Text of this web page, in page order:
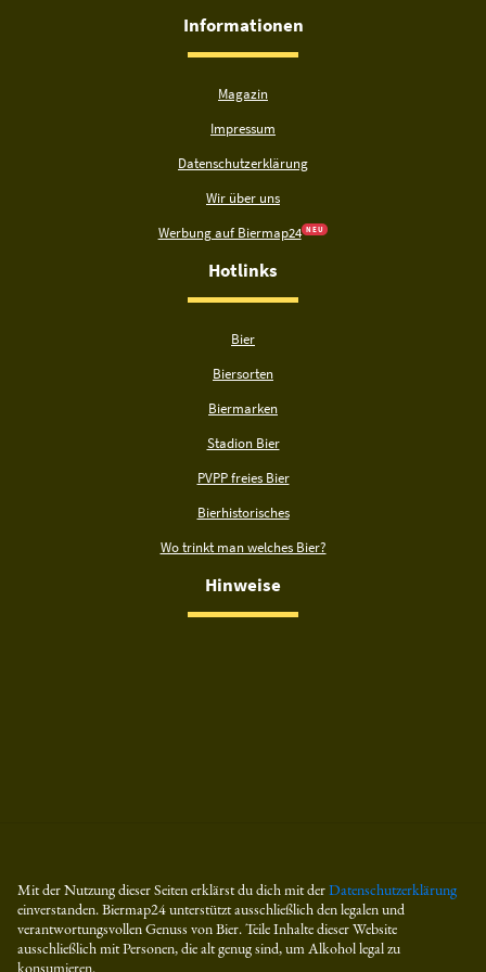
Informationen
Magazin
Impressum
Datenschutzerklärung
Wir über uns
Werbung auf Biermap24 N E U
Hotlinks
Bier
Biersorten
Biermarken
Stadion Bier
PVPP freies Bier
Bierhistorisches
Wo trinkt man welches Bier?
Hinweise
Mit der Nutzung dieser Seiten erklärst du dich mit derDatenschutzerklärung
einverstanden. Biermap24 unterstützt ausschließlich den legalen und
verantwortungsvollen Genuss von Bier. Teile Inhalte dieser Website
ausschließlich mit Personen, die alt genug sind, um Alkohol legal zu
konsumieren.